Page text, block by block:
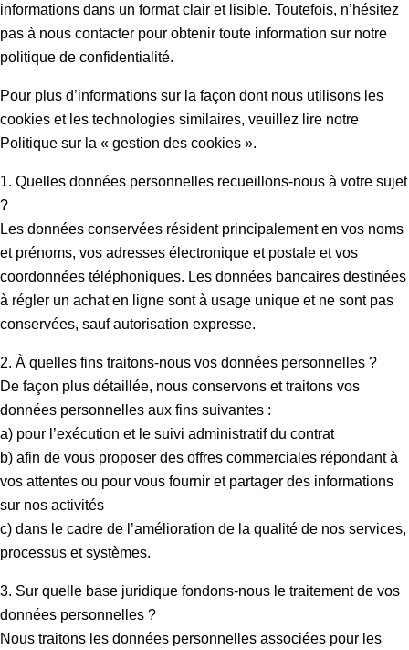
informations dans un format clair et lisible. Toutefois, n’hésitez
pas à nous contacter pour obtenir toute information sur notre
politique de confidentialité.
Pour plus d’informations sur la façon dont nous utilisons les
cookies et les technologies similaires, veuillez lire notre
Politique sur la « gestion des cookies ».
1. Quelles données personnelles recueillons-nous à votre sujet
?
Les données conservées résident principalement en vos noms
et prénoms, vos adresses électronique et postale et vos
coordonnées téléphoniques. Les données bancaires destinées
à régler un achat en ligne sont à usage unique et ne sont pas
conservées, sauf autorisation expresse.
2. À quelles fins traitons-nous vos données personnelles ?
De façon plus détaillée, nous conservons et traitons vos
données personnelles aux fins suivantes :
a) pour l’exécution et le suivi administratif du contrat
b) afin de vous proposer des offres commerciales répondant à
vos attentes ou pour vous fournir et partager des informations
sur nos activités
c) dans le cadre de l’amélioration de la qualité de nos services,
processus et systèmes.
3. Sur quelle base juridique fondons-nous le traitement de vos
données personnelles ?
Nous traitons les données personnelles associées pour les